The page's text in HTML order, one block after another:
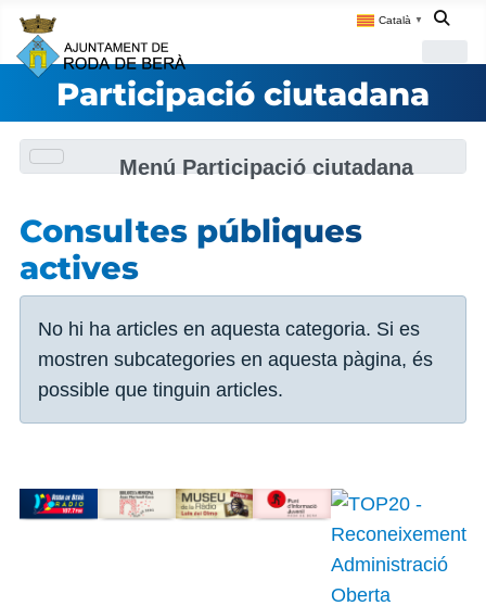
Català ▼
Participació ciutadana
Menú Participació ciutadana
Consultes públiques
actives
Informació
No hi ha articles en aquesta categoria. Si es
mostren subcategories en aquesta pàgina, és
possible que tinguin articles.